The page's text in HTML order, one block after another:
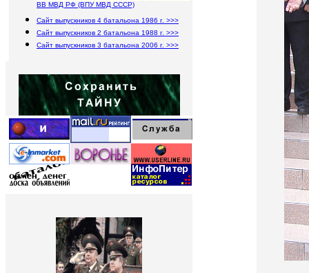
ВВ МВД РФ (ВПУ МВД СССР)
Сайт выпускников 4 батальона 1986 г. >>>
Сайт выпускников 2 батальона 1988 г. >>>
Сайт выпускников 3 батальона 2006 г. >>>